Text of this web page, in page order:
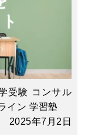
受験 コンサル
イン 学習塾
2025年7月2日